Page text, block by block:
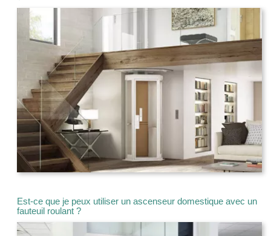
Est-ce que je peux utiliser un ascenseur domestique avec un
fauteuil roulant ?